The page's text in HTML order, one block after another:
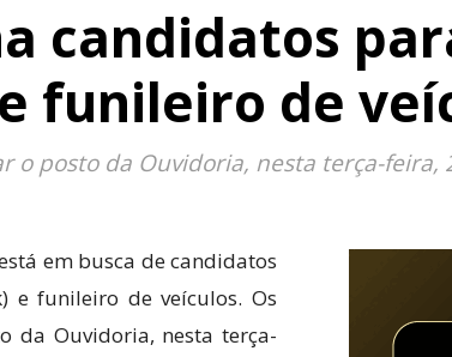
candidatos
funileiro de
posto da Ouvidoria, nesta terça-feira,
em busca de candidatos
e funileiro de veículos. Os
da Ouvidoria, nesta terça-